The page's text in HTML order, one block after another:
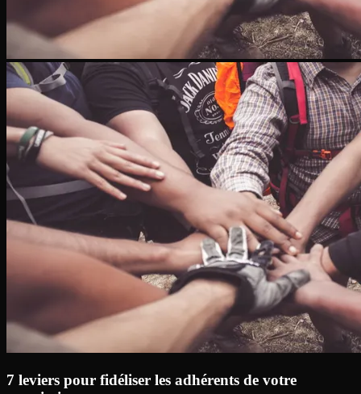
7 leviers pour fidéliser les adhérents de votre